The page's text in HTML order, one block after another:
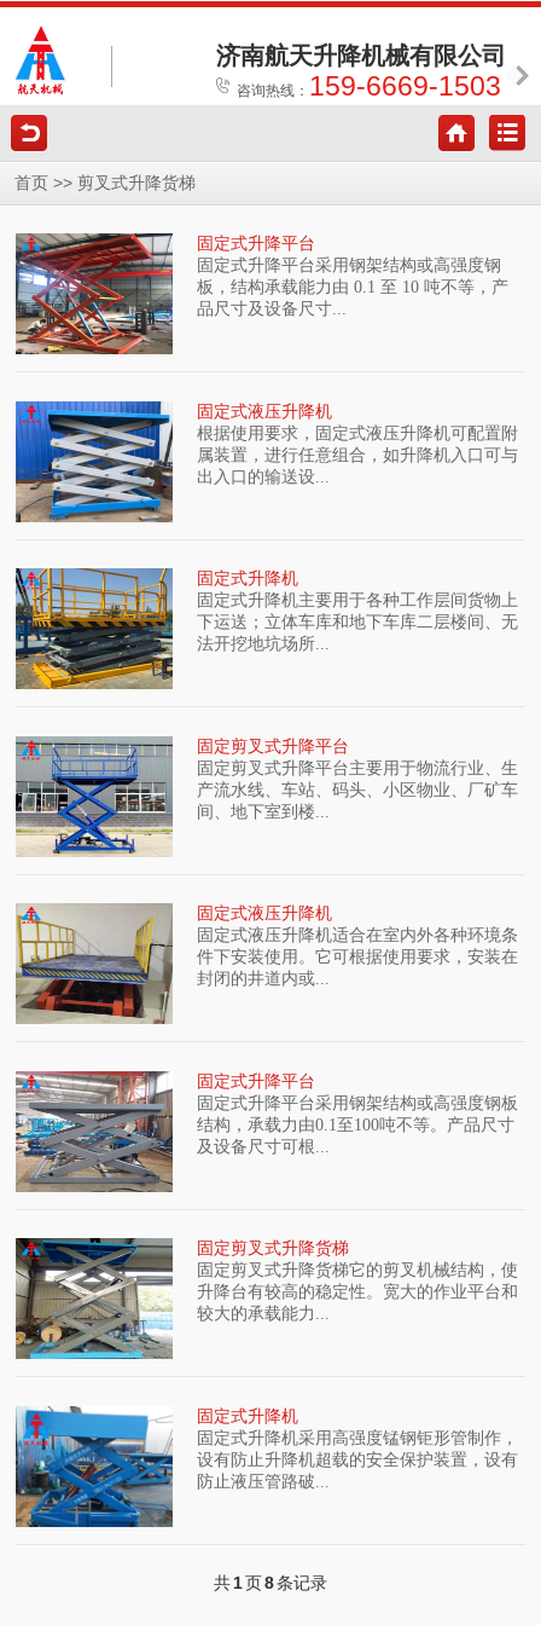
济南航天升降机械有限公司
咨询热线： 159-6669-1503
首页 >> 剪叉式升降货梯
固定式升降平台
固定式升降平台采用钢架结构或高强度钢
板，结构承载能力由 0.1 至 10 吨不等，产
品尺寸及设备尺寸...
固定式液压升降机
根据使用要求，固定式液压升降机可配置附
属装置，进行任意组合，如升降机入口可与
出入口的输送设...
固定式升降机
固定式升降机主要用于各种工作层间货物上
下运送；立体车库和地下车库二层楼间、无
法开挖地坑场所...
固定剪叉式升降平台
固定剪叉式升降平台主要用于物流行业、生
产流水线、车站、码头、小区物业、厂矿车
间、地下室到楼...
固定式液压升降机
固定式液压升降机适合在室内外各种环境条
件下安装使用。它可根据使用要求，安装在
封闭的井道内或...
固定式升降平台
固定式升降平台采用钢架结构或高强度钢板
结构，承载力由0.1至100吨不等。产品尺寸
及设备尺寸可根...
固定剪叉式升降货梯
固定剪叉式升降货梯它的剪叉机械结构，使
升降台有较高的稳定性。宽大的作业平台和
较大的承载能力...
固定式升降机
固定式升降机采用高强度锰钢钜形管制作，
设有防止升降机超载的安全保护装置，设有
防止液压管路破...
共1页8条记录